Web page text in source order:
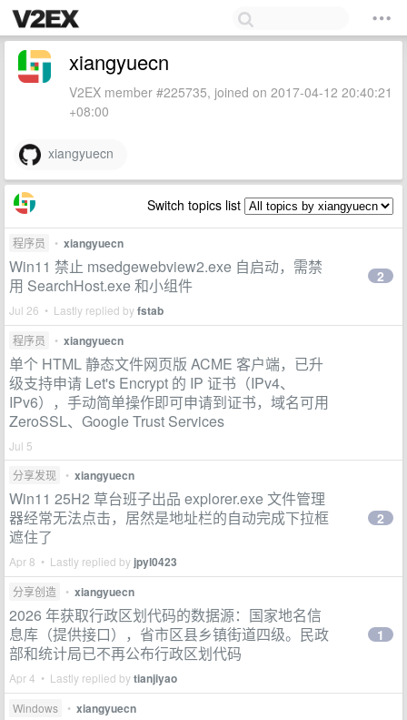
xiangyuecn
V2EX member #225735, joined on 2017-04-12 20:40:21
+08:00
xiangyuecn
Switch topics list
程序员 • xiangyuecn
Win11 禁止 msedgewebview2.exe 自启动，需禁
用 SearchHost.exe 和小组件
Jul 26 • Lastly replied byfstab
2
程序员 • xiangyuecn
单个 HTML 静态文件网页版 ACME 客户端，已升
级支持申请 Let's Encrypt 的 IP 证书（IPv4、
IPv6），手动简单操作即可申请到证书，域名可用
ZeroSSL、Google Trust Services
Jul 5
分享发现
• xiangyuecn
Win11 25H2 草台班子出品 explorer.exe 文件管理
器经常无法点击，居然是地址栏的自动完成下拉框
遮住了
Apr 8 • Lastly replied by jpyl0423
2
分享创造 • xiangyuecn
2026 年获取行政区划代码的数据源：国家地名信
息库（提供接口），省市区县乡镇街道四级。民政
部和统计局已不再公布行政区划代码
Apr 4 • Lastly replied bytianjiyao
1
Windows • xiangyuecn